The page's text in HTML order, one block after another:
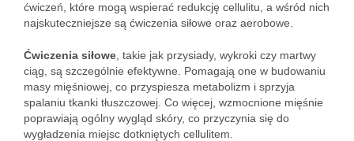
ćwiczeń, które mogą wspierać redukcję cellulitu, a wśród nich
najskuteczniejsze są ćwiczenia siłowe oraz aerobowe.
Ćwiczenia siłowe , takie jak przysiady, wykroki czy martwy
ciąg, są szczególnie efektywne. Pomagają one w budowaniu
masy mięśniowej, co przyspiesza metabolizm i sprzyja
spalaniu tkanki tłuszczowej. Co więcej, wzmocnione mięśnie
poprawiają ogólny wygląd skóry, co przyczynia się do
wygładzenia miejsc dotkniętych cellulitem.